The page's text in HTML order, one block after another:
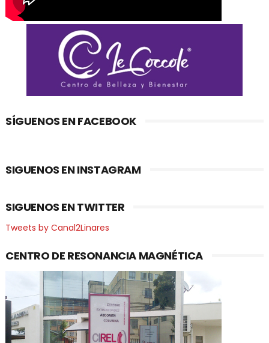
SÍGUENOS EN FACEBOOK
SIGUENOS EN INSTAGRAM
SIGUENOS EN TWITTER
Tweets by Canal2Linares
CENTRO DE RESONANCIA MAGNÉTICA